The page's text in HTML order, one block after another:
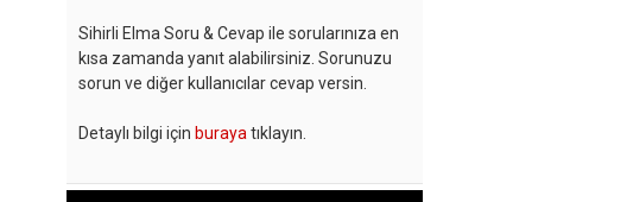
Sihirli Elma Soru & Cevap ile sorularınıza en
kısa zamanda yanıt alabilirsiniz. Sorunuzu
sorun ve diğer kullanıcılar cevap versin.
Detaylı bilgi için buraya tıklayın.